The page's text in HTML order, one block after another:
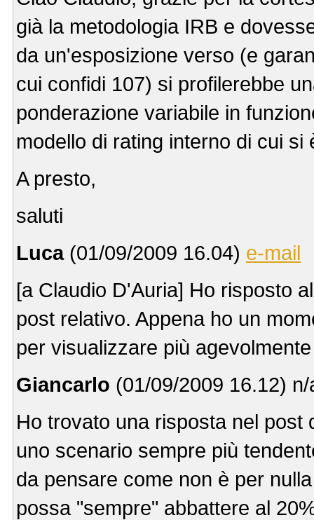
già la metodologia IRB e
da un'esposizione verso (e
cui confidi 107) si profilerebbe
ponderazione variabile in
modello di rating interno di cui
A presto,
saluti
Luca(01/09/2009 16.04) e-mail
[a Claudio D'Auria] Ho risposto
post relativo. Appena ho un
per visualizzare più
Giancarlo (01/09/2009 16.12) n/
Ho trovato una risposta nel
uno scenario sempre più
da pensare come non è per
possa "sempre" abbattere al